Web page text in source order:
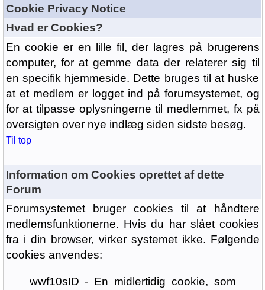
Cookie Privacy Notice
Hvad er Cookies?
En cookie er en lille fil, der lagres på brugerens
computer, for at gemme data der relaterer sig til
en specifik hjemmeside. Dette bruges til at huske
at et medlem er logget ind på forumsystemet, og
for at tilpasse oplysningerne til medlemmet, fx på
oversigten over nye indlæg siden sidste besøg.
Til top
Information om Cookies oprettet af dette
Forum
Forumsystemet bruger cookies til at håndtere
medlemsfunktionerne. Hvis du har slået cookies
fra i din browser, virker systemet ikke. Følgende
cookies anvendes:
wwf10sID - En midlertidig cookie, som